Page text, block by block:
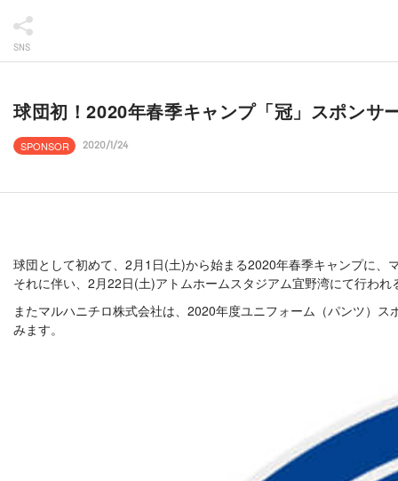
SNS
球団初！2020年春季キャンプ「冠」スポンサ
SPONSOR 2020/1/24
球団として初めて、2月1日(土)から始まる2020年春季キャンプに、
それに伴い、2月22日(土)アトムホームスタジアム宜野湾にて行わ
またマルハニチロ株式会社は、2020年度ユニフォーム（パンツ）
みます。